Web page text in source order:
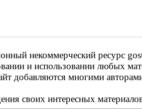
некоммерческий ресурс
и использовании любых
добавляются многими
своих интересных